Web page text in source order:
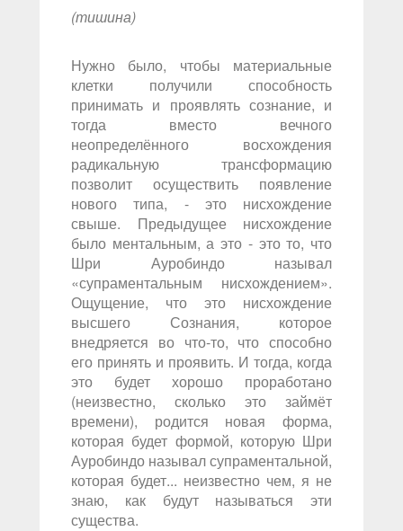
(тишина)
Нужно было, чтобы материальные
клетки получили способность
принимать и проявлять сознание, и
тогда вместо вечного
неопределённого восхождения
радикальную трансформацию
позволит осуществить появление
нового типа, - это нисхождение
свыше. Предыдущее нисхождение
было ментальным, а это - это то, что
Шри Ауробиндо называл
«супраментальным нисхождением».
Ощущение, что это нисхождение
высшего Сознания, которое
внедряется во что-то, что способно
его принять и проявить. И тогда, когда
это будет хорошо проработано
(неизвестно, сколько это займёт
времени), родится новая форма,
которая будет формой, которую Шри
Ауробиндо называл супраментальной,
которая будет... неизвестно чем, я не
знаю, как будут называться эти
существа.